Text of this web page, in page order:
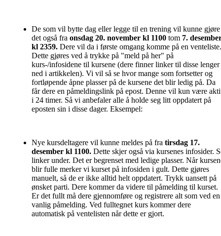
De som vil bytte dag eller legge til en trening vil kunne gjøre
det også fra onsdag 20. november kl 1100 tom 7.
kl 2359. Dere vil da i første omgang komme på en venteliste.
Dette gjøres ved å trykke på "meld på her" på
kurs-/infosidene til kursene (dere finner linker til disse lenger
ned i artikkelen). Vi vil så se hvor mange som fortsetter og
fortløpende åpne plasser på de kursene det blir ledig på. Da
får dere en påmeldingslink på epost. Denne vil kun være
i 24 timer. Så vi anbefaler alle å holde seg litt oppdatert på
eposten sin i disse dager. Eksempel:
Nye kursdeltagere vil kunne meldes på fra tirsdag 17.
desember kl 1100. Dette skjer også via kursenes infosider.
linker under. Det er begrenset med ledige plasser. Når
blir fulle merker vi kurset på infosiden i gult. Dette gjøres
manuelt, så de er ikke alltid helt oppdatert. Trykk uansett på
ønsket parti. Dere kommer da videre til påmelding til kurset.
Er det fullt må dere gjennomføre og registrere alt som ved en
vanlig påmelding. Ved fulltegnet kurs kommer dere
automatisk på ventelisten når dette er gjort.